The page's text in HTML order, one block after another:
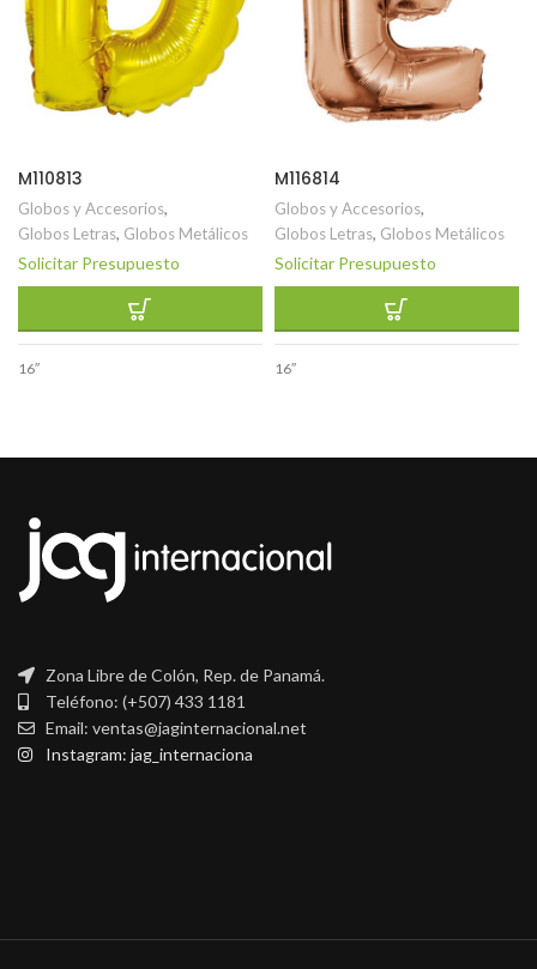
M110813
Globos y Accesorios,
Globos Letras, Globos Metálicos
Solicitar Presupuesto
16″
M116814
Globos y Accesorios,
Globos Letras, Globos Metálicos
Solicitar Presupuesto
16″
Zona Libre de Colón, Rep. de Panamá.
Teléfono: (+507) 433 1181
Email: ventas@jaginternacional.net
Instagram: jag_internaciona